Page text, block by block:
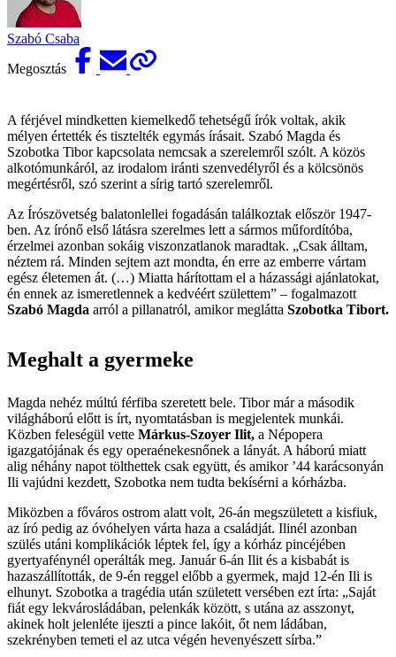
Szabó Csaba
Megosztás
A férjével mindketten kiemelkedő tehetségű írók voltak, akik
mélyen értették és tisztelték egymás írásait. Szabó Magda és
Szobotka Tibor kapcsolata nemcsak a szerelemről szólt. A közös
alkotómunkáról, az irodalom iránti szenvedélyről és a kölcsönös
megértésről, szó szerint a sírig tartó szerelemről.
Az Írószövetség balatonlellei fogadásán találkoztak először 1947-
ben. Az írónő első látásra szerelmes lett a sármos műfordítóba,
érzelmei azonban sokáig viszonzatlanok maradtak. „Csak álltam,
néztem rá. Minden sejtem azt mondta, én erre az emberre vártam
egész életemen át. (…) Miatta hárítottam el a házassági ajánlatokat,
én ennek az ismeretlennek a kedvéért születtem” – fogalmazott
Szabó Magda arról a pillanatról, amikor meglátta Szobotka Tibort.
Meghalt a gyermeke
Magda nehéz múltú férfiba szeretett bele. Tibor már a második
világháború előtt is írt, nyomtatásban is megjelentek munkái.
Közben feleségül vette Márkus-Szoyer Ilit, a Népopera
igazgatójának és egy operaénekesnőnek a lányát. A háború miatt
alig néhány napot tölthettek csak együtt, és amikor ’44 karácsonyán
Ili vajúdni kezdett, Szobotka nem tudta bekísérni a kórházba.
Miközben a főváros ostrom alatt volt, 26-án megszületett a kisfiuk,
az író pedig az óvóhelyen várta haza a családját. Ilinél azonban
szülés utáni komplikációk léptek fel, így a kórház pincéjében
gyertyafénynél operálták meg. Január 6-án Ilit és a kisbabát is
hazaszállították, de 9-én reggel előbb a gyermek, majd 12-én Ili is
elhunyt. Szobotka a tragédia után született versében ezt írta: „Saját
fiát egy lekvárosládában, pelenkák között, s utána az asszonyt,
akinek holt jelenléte ijeszti a pince lakóit, őt nem ládában,
szekrényben temeti el az utca végén hevenyészett sírba.”